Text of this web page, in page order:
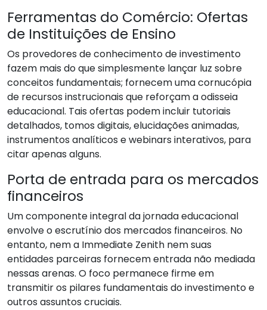
Ferramentas do Comércio: Ofertas
de Instituições de Ensino
Os provedores de conhecimento de investimento
fazem mais do que simplesmente lançar luz sobre
conceitos fundamentais; fornecem uma cornucópia
de recursos instrucionais que reforçam a odisseia
educacional. Tais ofertas podem incluir tutoriais
detalhados, tomos digitais, elucidações animadas,
instrumentos analíticos e webinars interativos, para
citar apenas alguns.
Porta de entrada para os mercados
financeiros
Um componente integral da jornada educacional
envolve o escrutínio dos mercados financeiros. No
entanto, nem a Immediate Zenith nem suas
entidades parceiras fornecem entrada não mediada
nessas arenas. O foco permanece firme em
transmitir os pilares fundamentais do investimento e
outros assuntos cruciais.